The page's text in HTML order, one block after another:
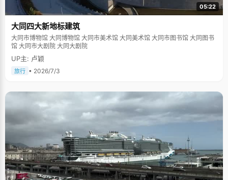
05:22
大同四大新地标建筑
大同市博物馆 大同博物馆 大同市美术馆 大同美术馆 大同市图书馆 大同图书
馆 大同市大剧院 大同大剧院
UP主: 卢颖
旅行 • 2026/7/3